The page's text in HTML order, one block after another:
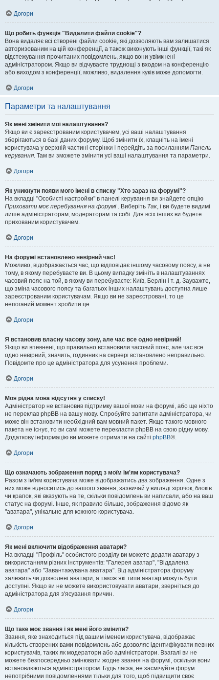
Догори
Що робить функція "Видалити файли cookie"?
Вона видаляє всі створені файли cookie, які дозволяють вам залишатися
авторизованим на цій конференції, а також виконують інші функції, такі як
відстежування прочитаних повідомлень, якщо вони увімкнені
адміністратором. Якщо ви відчуваєте труднощі з входом на конференцію
або виходом з конференції, можливо, видалення куків може допомогти.
Догори
Параметри та налаштування
Як мені змінити мої налаштування?
Якщо ви є зареєстрованим користувачем, усі ваші налаштування
зберігаються в базі даних форуму. Щоб змінити їх, клацніть на імені
користувача у верхній частині сторінки і перейдіть за посиланням Панель
керування. Там ви зможете змінити усі ваші налаштування та параметри.
Догори
Як уникнути появи мого імені в списку "Хто зараз на форумі"?
На вкладці "Особисті настройки" в панелі керування ви знайдете опцію
Приховати моє перебування на форумі . Виберіть Так, і ви будете видимі
лише адміністраторам, модераторам та собі. Для всіх інших ви будете
прихованим користувачем.
Догори
На форумі встановлено невірний час!
Можливо, відображається час, що відповідає іншому часовому поясу, а не
тому, в якому перебуваєте ви. В цьому випадку змініть в налаштуваннях
часовий пояс на той, в якому ви перебуваєте: Київ, Берлін і т. д. Зауважте,
що зміна часового поясу та багатьох інших налаштувань доступна лише
зареєстрованим користувачам. Якщо ви не зареєстровані, то це
непоганий момент зробити це.
Догори
Я встановив власну часову зону, але час все одно невірний!
Якщо ви впевнені, що правильно встановили часовий пояс, але час все
одно невірний, значить, годинник на сервері встановлено неправильно.
Повідомте про це адміністратора для усунення проблеми.
Догори
Моя рідна мова відсутня у списку!
Адміністратор не встановив підтримку вашої мови на форумі, або ще ніхто
не переклав phpBB на вашу мову. Спробуйте запитати адміністратора, чи
може він встановити необхідний вам мовний пакет. Якщо такого мовного
пакета не існує, то ви самі можете перекласти phpBB на свою рідну мову.
Додаткову інформацію ви можете отримати на сайті phpBB®.
Догори
Що означають зображення поряд з моїм ім'ям користувача?
Разом з ім'ям користувача може відображатись два зображення. Одне з
них може відноситись до вашого звання, зазвичай у вигляді зірочок, блоків
чи крапок, які вказують на те, скільки повідомлень ви написали, або на ваш
статус на форумі. Інше, як правило більше, зображення відомо як
"аватара", унікальне для кожного користувача.
Догори
Як мені включити відображення аватари?
На вкладці "Профіль" особистого розділу ви можете додати аватару з
використанням різних інструментів: "Галерея аватар", "Віддалена
аватара" або "Завантажувана аватара". Від адміністратора форуму
залежить чи дозволені аватари, а також які типи аватар можуть бути
доступні. Якщо ви не можете використовувати аватари, зверніться до
адміністратора для з'ясування причин.
Догори
Що таке моє звання і як мені його змінити?
Звання, яке знаходиться під вашим іменем користувача, відображає
кількість створених вами повідомлень або дозволяє ідентифікувати певних
користувачів, таких як модератори або адміністратори. Взагалі ви не
можете безпосередньо змінювати жодне звання на форумі, оскільки вони
встановлюються адміністратором. Будь ласка, не засмічуйте форум
непотрібними повідомленнями тільки для того, щоб підвищити своє